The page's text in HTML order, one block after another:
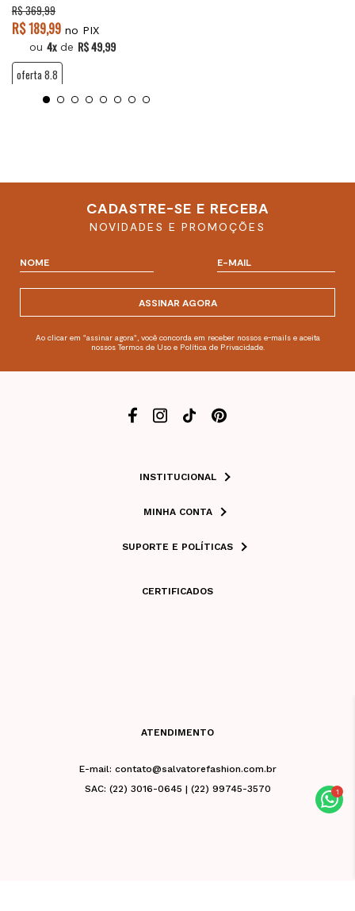
R$ 369,99
R$ 189,99 no PIX
ou 4x de R$ 49,99
oferta 8.8
CADASTRE-SE E RECEBA
NOVIDADES E PROMOÇÕES
ASSINAR AGORA
Ao clicar em "assinar agora", você concorda em receber nossos e-mails e aceita
nossos Termos de Uso e Política de Privacidade.
INSTITUCIONAL
MINHA CONTA
SUPORTE E POLÍTICAS
CERTIFICADOS
ATENDIMENTO
E-mail: contato@salvatorefashion.com.br
SAC: (22) 3016-0645 | (22) 99745-3570